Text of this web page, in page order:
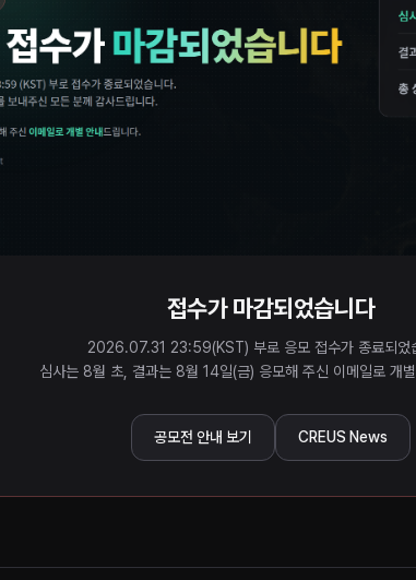
접수가 마감되었습니다
2026.07.31 23:59(KST) 부로 응모 접수가 종료되었
심사는 8월 초, 결과는 8월 14일(금) 응모해 주신 이메일로 개
공모전 안내 보기 CREUS News